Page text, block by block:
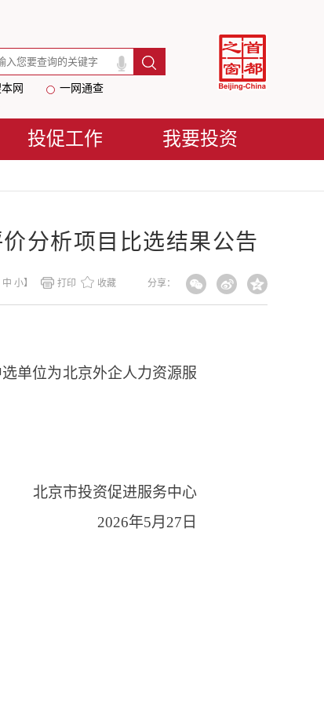
网 一网通查
投促工作 我要投资
分析项目比选结果公告
分享：
中 小】 打印 收藏
单位为北京外企人力资源服
北京市投资促进服务中心
2026年5月27日